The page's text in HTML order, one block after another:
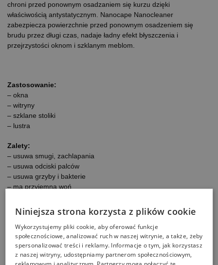
chroni przed ponownym osadzaniem się kurzu dzięki
właściwością antystatycznym. Nanocape Nanocleaner
zabezpiecza powierzchnie przed ponownym osadzeniem się
brudu przez długi czas, nadaje ładny efekt błyszczenia i
przejrzystości oknom i szklanym meblom.
Zastosowanie:
– okna
– witryny
– szklane stoliki
– lustra
Zalety:
– usuwa smugi, zachlapania
– usuwa odciski palców
– usuwa grzyby i bakterie
– ma przyjemna woń
– nanocząsteczki zapewniają wyższą efektywność niż inne
tradycyjne preparaty
– szybka i łatwa aplikacja
– bardzo wysoka wydajność
Pojemność:
Niniejsza strona korzysta z plików cookie
Wykorzystujemy pliki cookie, aby oferować funkcje
społecznościowe, analizować ruch w naszej witrynie, a także, żeby
spersonalizować treści i reklamy. Informacje o tym, jak korzystasz
z naszej witryny, udostępniamy partnerom społecznościowym,
reklamowym i analitycznym. Partnerzy mogą połączyć te